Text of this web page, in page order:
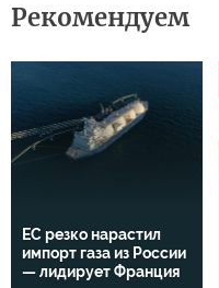
Рекомендуем
ЕС резко нарастил
импорт газа из России
— лидирует Франция